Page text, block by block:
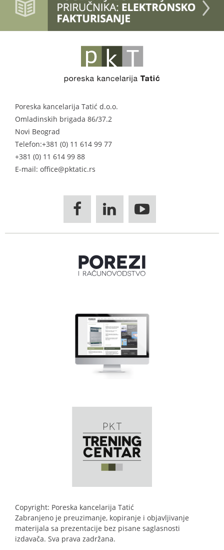
Poreska kancelarija Tatić d.o.o.
Omladinskih brigada 86/37.2
Novi Beograd
Telefon:+381 (0) 11 614 99 77
+381 (0) 11 614 99 88
E-mail: office@pktatic.rs
  
Copyright: Poreska kancelarija Tatić
Zabranjeno je preuzimanje, kopiranje i objavljivanje
materijala sa prezentacije bez pisane saglasnosti
izdavača. Sva prava zadržana.